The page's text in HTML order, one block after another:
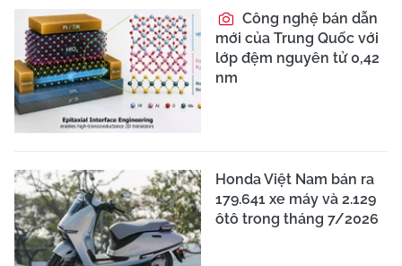
Công nghệ bán dẫn
mới của Trung Quốc với
lớp đệm nguyên tử 0,42
nm
Honda Việt Nam bán ra
179.641 xe máy và 2.129
ôtô trong tháng 7/2026